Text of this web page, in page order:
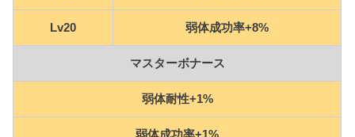
Lv20 弱体成功率+8%
マスターボナース
弱体耐性+1%